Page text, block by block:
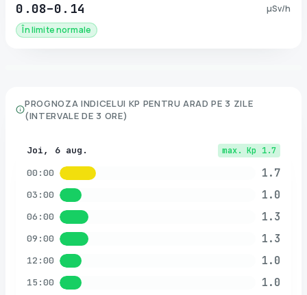
0.08–0.14
µSv/h
În limite normale
PROGNOZA INDICELUI KP PENTRU ARAD PE 3 ZILE
(INTERVALE DE 3 ORE)
Joi, 6 aug. max. Kp 1.7
00:00 1.7
03:00 1.0
06:00 1.3
09:00 1.3
12:00 1.0
15:00 1.0